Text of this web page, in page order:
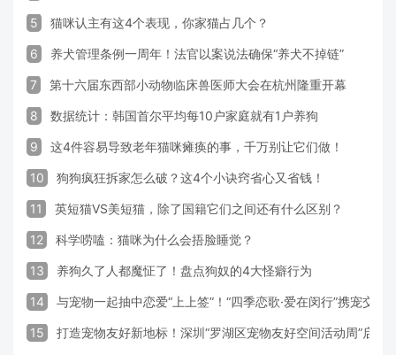
5 猫咪认主有这4个表现，你家猫占几个？
6 养犬管理条例一周年！法官以案说法确保“养犬不掉链”
7 第十六届东西部小动物临床兽医师大会在杭州隆重开幕
8 数据统计：韩国首尔平均每10户家庭就有1户养狗
9 这4件容易导致老年猫咪瘫痪的事，千万别让它们做！
10 狗狗疯狂拆家怎么破？这4个小诀窍省心又省钱！
11 英短猫VS美短猫，除了国籍它们之间还有什么区别？
12 科学唠嗑：猫咪为什么会捂脸睡觉？
13 养狗久了人都魔怔了！盘点狗奴的4大怪癖行为
14 与宠物一起抽中恋爱“上上签”！“四季恋歌·爱在闵行”携宠交友
15 打造宠物友好新地标！深圳“罗湖区宠物友好空间活动周”启动